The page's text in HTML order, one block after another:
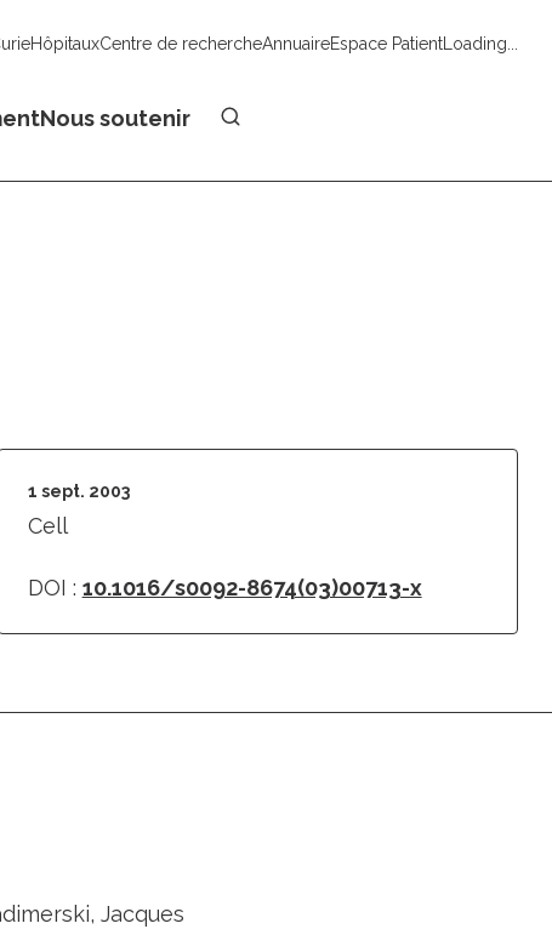
HôpitauxCentre de rechercheAnnuaireEspace PatientLoading...
Nous soutenir
1 sept. 2003
Cell
DOI : 10.1016/s0092-8674(03)00713-x
Jacques